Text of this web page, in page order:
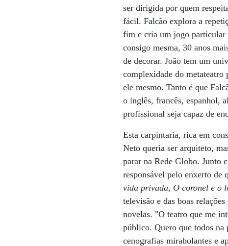
ser dirigida por quem
fácil. Falcão explora a
fim e cria um jogo particular
consigo mesma, 30 anos
de decorar. João tem um
complexidade do metateatro
ele mesmo. Tanto é que
o inglês, francês, espanhol,
profissional seja capaz de
Esta carpintaria, rica em
Neto queria ser arquiteto,
parar na Rede Globo. Junto
responsável pelo enxerto de
vida privada, O coronel e o
televisão e das boas
novelas. "O teatro que me
público. Quero que todos
cenografias mirabolantes e